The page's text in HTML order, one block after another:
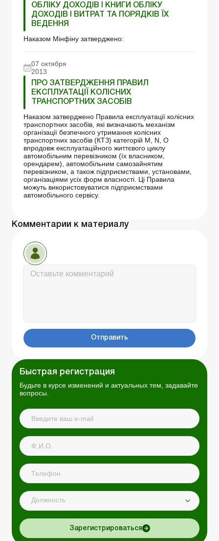
ОБЛІКУ ДОХОДІВ І КНИГИ ОБЛІКУ
ДОХОДІВ І ВИТРАТ ТА ПОРЯДКІВ ЇХ
ВЕДЕННЯ
Наказом Мінфіну затверджено:
07 октября
2013
ПРО ЗАТВЕРДЖЕННЯ ПРАВИЛ
ЕКСПЛУАТАЦІЇ КОЛІСНИХ
ТРАНСПОРТНИХ ЗАСОБІВ
Наказом затверджено Правила експлуатації колісних
транспортних засобів, які визначають механізм
організації безпечного утримання колісних
транспортних засобів (КТЗ) категорій M, N, O
впродовж експлуатаційного життєвого циклу
автомобільним перевізником (їх власником,
орендарем), автомобільним самозайнятим
перевізником, а також підприємствами, установами,
організаціями усіх форм власності. Ці Правила
можуть використовуватися підприємствами
автомобільного сервісу.
Комментарии к материалу
Отправить
Быстрая регистрация
Будьте в курсе изменений и актуальных тем, задавайте
вопросы.
Должность
Зарегистрироваться